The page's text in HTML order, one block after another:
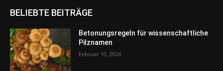
BELIEBTE BEITRÄGE
Betonungsregeln für wissenschaftliche
Pilznamen
Februar 10, 2024